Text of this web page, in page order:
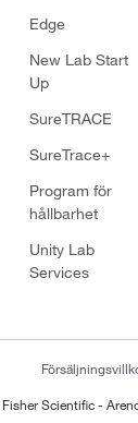
Edge
New Lab Start
Up
SureTRACE
SureTrace+
Program för
hållbarhet
Unity Lab
Services
Fisher Scientific -